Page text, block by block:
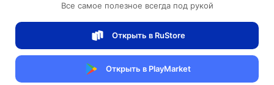
Все самое полезное всегда под рукой
Открыть в RuStore
Открыть в PlayMarket
0 отзывов 0
Магазин Weller Store
Артикул: